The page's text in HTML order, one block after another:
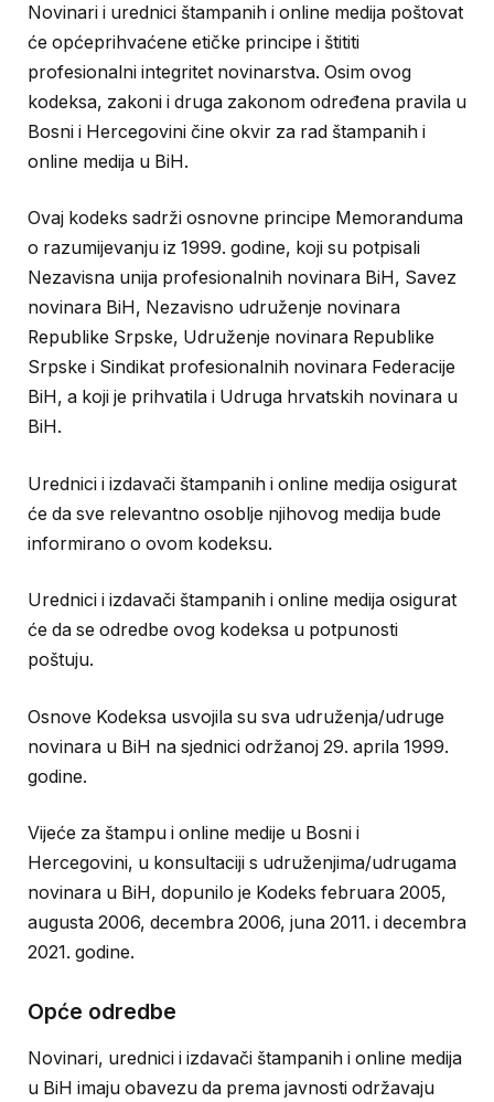
Novinari i urednici štampanih i online medija poštovat
će općeprihvaćene etičke principe i štititi
profesionalni integritet novinarstva. Osim ovog
kodeksa, zakoni i druga zakonom određena pravila u
Bosni i Hercegovini čine okvir za rad štampanih i
online medija u BiH.
Ovaj kodeks sadrži osnovne principe Memoranduma
o razumijevanju iz 1999. godine, koji su potpisali
Nezavisna unija profesionalnih novinara BiH, Savez
novinara BiH, Nezavisno udruženje novinara
Republike Srpske, Udruženje novinara Republike
Srpske i Sindikat profesionalnih novinara Federacije
BiH, a koji je prihvatila i Udruga hrvatskih novinara u
BiH.
Urednici i izdavači štampanih i online medija osigurat
će da sve relevantno osoblje njihovog medija bude
informirano o ovom kodeksu.
Urednici i izdavači štampanih i online medija osigurat
će da se odredbe ovog kodeksa u potpunosti
poštuju.
Osnove Kodeksa usvojila su sva udruženja/udruge
novinara u BiH na sjednici održanoj 29. aprila 1999.
godine.
Vijeće za štampu i online medije u Bosni i
Hercegovini, u konsultaciji s udruženjima/udrugama
novinara u BiH, dopunilo je Kodeks februara 2005,
augusta 2006, decembra 2006, juna 2011. i decembra
2021. godine.
Opće odredbe
Novinari, urednici i izdavači štampanih i online medija
u BiH imaju obavezu da prema javnosti održavaju